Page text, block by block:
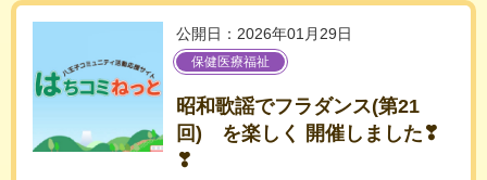
公開日：2026年01月29日
保健医療福祉
昭和歌謡でフラダンス(第21
回) を楽しく 開催しました❣
❣